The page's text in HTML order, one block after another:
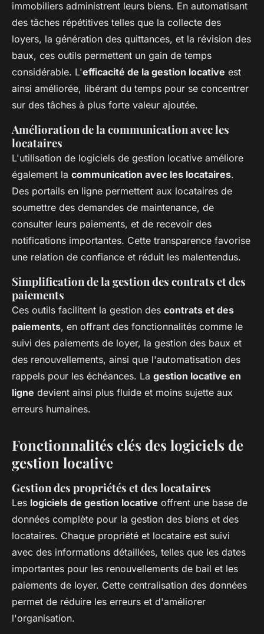
immobiliers administrent leurs biens. En automatisant
des tâches répétitives telles que la collecte des
loyers, la génération des quittances, et la révision des
baux, ces outils permettent un gain de temps
considérable. L'efficacité de la gestion locative est
ainsi améliorée, libérant du temps pour se concentrer
sur des tâches à plus forte valeur ajoutée.
Amélioration de la communication avec les
locataires
L'utilisation de logiciels de gestion locative améliore
également la communication avec les locataires.
Des portails en ligne permettent aux locataires de
soumettre des demandes de maintenance, de
consulter leurs paiements, et de recevoir des
notifications importantes. Cette transparence favorise
une relation de confiance et réduit les malentendus.
Simplification de la gestion des contrats et des
paiements
Ces outils facilitent la gestion des contrats et des
paiements, en offrant des fonctionnalités comme le
suivi des paiements de loyer, la gestion des baux et
des renouvellements, ainsi que l'automatisation des
rappels pour les échéances. La gestion locative en
ligne devient ainsi plus fluide et moins sujette aux
erreurs humaines.
Fonctionnalités clés des logiciels de
gestion locative
Gestion des propriétés et des locataires
Les logiciels de gestion locative offrent une base de
données complète pour la gestion des biens et des
locataires. Chaque propriété et locataire est suivi
avec des informations détaillées, telles que les dates
importantes pour les renouvellements de bail et les
paiements de loyer. Cette centralisation des données
permet de réduire les erreurs et d'améliorer
l'organisation.